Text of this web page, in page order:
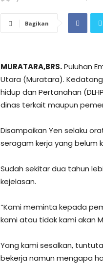
Bagikan
MURATARA,BRS.Puluhan
Utara (Muratara).
hidup dan Pertanahan
dinas terkait maupun
Disampaikan Yen selaku
seragam kerja yang belum
Sudah sekitar dua tahun
kejelasan.
“Kami meminta kepada
kami atau tidak kami akan
Yang kami sesalkan,
bekerja namun mengapa